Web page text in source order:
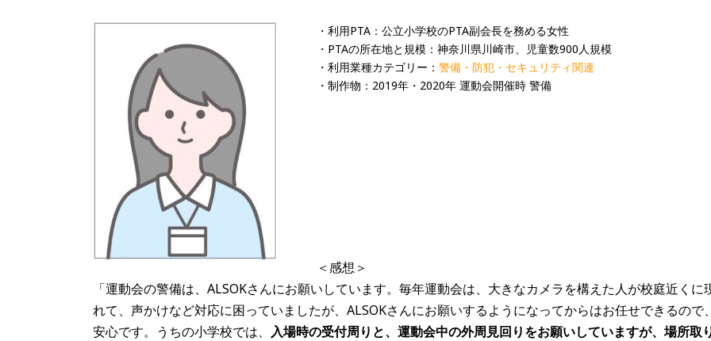
・利用PTA：公立小学校のPTA副会長を務める女性
・PTAの所在地と規模：神奈川県川崎市、児童数900人規模
・利用業種カテゴリー： 警備・防犯・セキュリティ関連
・制作物：2019年・2020年 運動会開催時 警備
＜感想＞
「運動会の警備は、ALSOKさんにお願いしています。毎年運動会は、大きなカメラを構えた人が校庭近くに
れて、声かけなど対応に困っていましたが、ALSOKさんにお願いするようになってからはお任せできるので
安心です。うちの小学校では、 入場時の受付周りと、運動会中の外周見回りをお願いしていますが、場所取